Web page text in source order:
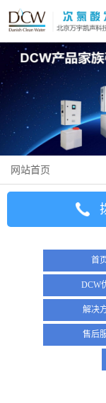
网站首页
首
DCW
解决
售后